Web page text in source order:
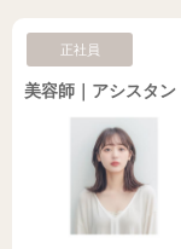
正社員
美容師｜アシスタ